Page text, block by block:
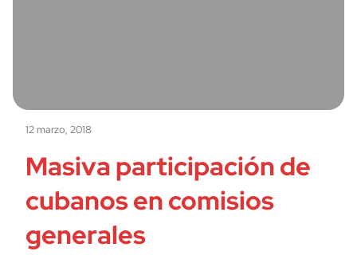
12 marzo, 2018
Masiva participación de
cubanos en comisios
generales